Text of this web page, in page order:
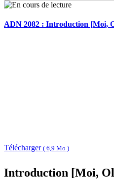
ADN 2082 : Introduction [Moi,
Télécharger ( 6,9 Mo )
Introduction [Moi,